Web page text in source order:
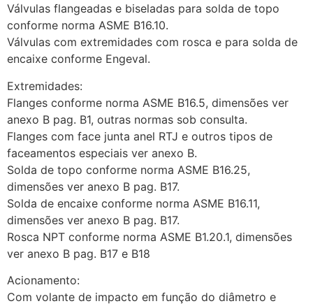
Válvulas flangeadas e biseladas para solda de topo
conforme norma ASME B16.10.
Válvulas com extremidades com rosca e para solda de
encaixe conforme Engeval.
Extremidades:
Flanges conforme norma ASME B16.5, dimensões ver
anexo B pag. B1, outras normas sob consulta.
Flanges com face junta anel RTJ e outros tipos de
faceamentos especiais ver anexo B.
Solda de topo conforme norma ASME B16.25,
dimensões ver anexo B pag. B17.
Solda de encaixe conforme norma ASME B16.11,
dimensões ver anexo B pag. B17.
Rosca NPT conforme norma ASME B1.20.1, dimensões
ver anexo B pag. B17 e B18
Acionamento:
Com volante de impacto em função do diâmetro e